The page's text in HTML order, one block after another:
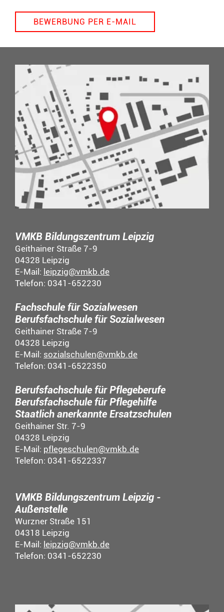
BEWERBUNG PER E-MAIL
VMKB Bildungszentrum Leipzig
Geithainer Straße 7-9
04328 Leipzig
E-Mail: leipzig@vmkb.de
Telefon: 0341-652230
Fachschule für Sozialwesen
Berufsfachschule für Sozialwesen
Geithainer Straße 7-9
04328 Leipzig
E-Mail: sozialschulen@vmkb.de
Telefon: 0341-6522350
Berufsfachschule für Pflegeberufe
Berufsfachschule für Pflegehilfe
Staatlich anerkannte Ersatzschulen
Geithainer Str. 7-9
04328 Leipzig
E-Mail: pflegeschulen@vmkb.de
Telefon: 0341-6522337
VMKB Bildungszentrum Leipzig -
Außenstelle
Wurzner Straße 151
04318 Leipzig
E-Mail: leipzig@vmkb.de
Telefon: 0341-652230